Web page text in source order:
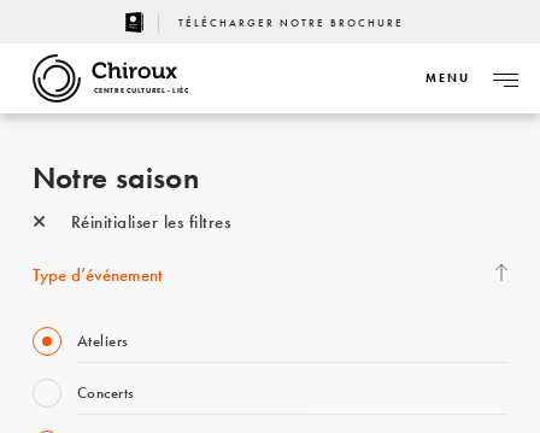
TÉLÉCHARGER NOTRE BROCHURE
CENTRE CULTUREL - LIÈGE
MENU
Notre saison
Réinitialiser les filtres
Type d’événement
Ateliers
Concerts